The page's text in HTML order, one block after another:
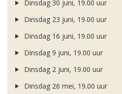
Dinsdag 30 juni, 19.00 uur
Dinsdag 23 juni, 19.00 uur
Dinsdag 16 juni, 19.00 uur
Dinsdag 9 juni, 19.00 uur
Dinsdag 2 juni, 19.00 uur
Dinsdag 26 mei, 19.00 uur